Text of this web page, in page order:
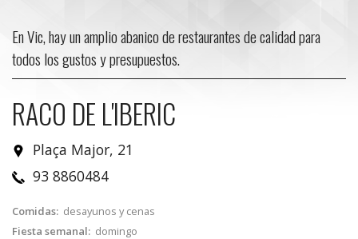
En Vic, hay un amplio abanico de restaurantes de calidad para
todos los gustos y presupuestos.
RACO DE L'IBERIC
Plaça Major, 21
93 8860484
Comidas: desayunos y cenas
Fiesta semanal: domingo